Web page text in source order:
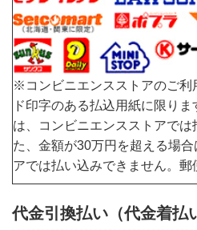
※コンビニエンスストアのご利
ド印字のある払込用紙に限り
は、コンビニエンスストアでは
た、金額が30万円を超える場
アでは払い込みできません。郵
代金引換払い（代金着払